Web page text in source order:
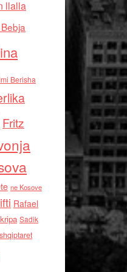
llalla
Berisha
Fritz
ne Kosove
Rafael
Sadik
shqiptaret